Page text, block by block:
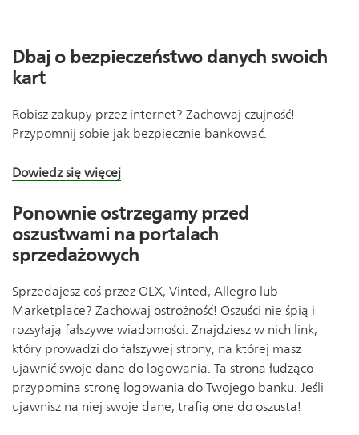
Dbaj o bezpieczeństwo danych swoich
kart
Robisz zakupy przez internet? Zachowaj czujność!
Przypomnij sobie jak bezpiecznie bankować.
Dowiedz się więcej
Ponownie ostrzegamy przed
oszustwami na portalach
sprzedażowych
Sprzedajesz coś przez OLX, Vinted, Allegro lub
Marketplace? Zachowaj ostrożność! Oszuści nie śpią i
rozsyłają fałszywe wiadomości. Znajdziesz w nich link,
który prowadzi do fałszywej strony, na której masz
ujawnić swoje dane do logowania. Ta strona łudząco
przypomina stronę logowania do Twojego banku. Jeśli
ujawnisz na niej swoje dane, trafią one do oszusta!